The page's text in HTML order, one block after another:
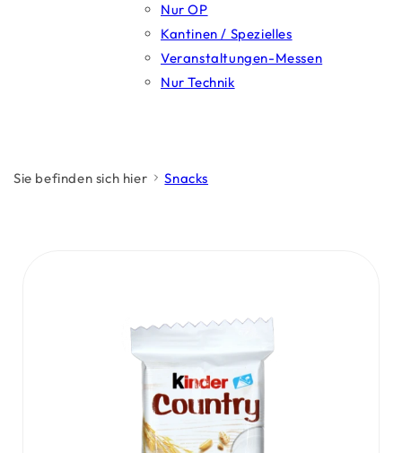
Nur OP
Kantinen / Spezielles
Veranstaltungen-Messen
Nur Technik
Sie befinden sich hier Snacks